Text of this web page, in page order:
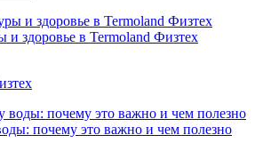
здоровье в Termoland Физтех
почему это важно и чем полезно